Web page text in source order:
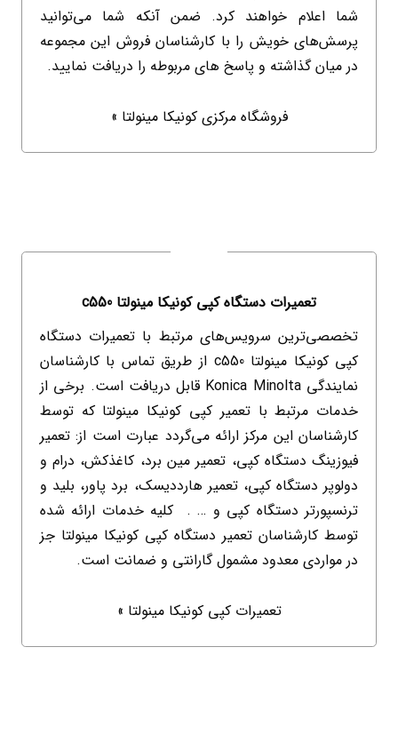
شما اعلام خواهند کرد. ضمن آنکه شما می‌توانید
پرسش‌های خویش را با کارشناسان فروش این مجموعه
در میان گذاشته و پاسخ های مربوطه را دریافت نمایید.
فروشگاه مرکزی کونیکا مینولتا »
تعمیرات دستگاه کپی کونیکا مینولتا c550
تخصصی‌ترین سرویس‌های مرتبط با تعمیرات دستگاه
کپی کونیکا مینولتا c550 از طریق تماس با کارشناسان
نمایندگی Konica Minolta قابل دریافت است. برخی از
خدمات مرتبط با تعمیر کپی کونیکا مینولتا که توسط
کارشناسان این مرکز ارائه می‌گردد عبارت است از: تعمیر
فیوزینگ دستگاه کپی، تعمیر مین برد، کاغذکش، درام و
دولوپر دستگاه کپی، تعمیر هارددیسک، برد پاور، بلید و
ترنسپورتر دستگاه کپی و … . کلیه خدمات ارائه شده
توسط کارشناسان تعمیر دستگاه کپی کونیکا مینولتا جز
در مواردی معدود مشمول گارانتی و ضمانت است.
تعمیرات کپی کونیکا مینولتا »